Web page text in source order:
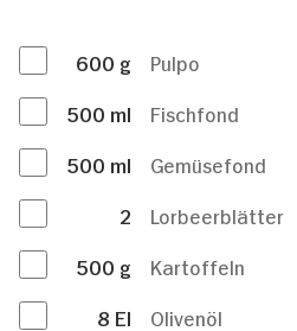
600 g
Pulpo
500 ml
Fischfond
500 ml
Gemüsefond
2
Lorbeerblätter
500 g
Kartoffeln
8 El
Olivenöl